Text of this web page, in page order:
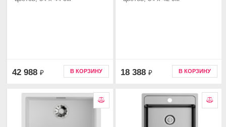
42 988 ₽ В КОРЗИНУ 18 388 ₽ В КОРЗИНУ